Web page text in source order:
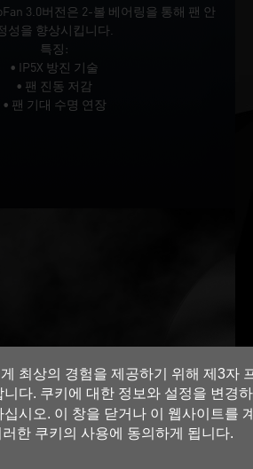
최상의 경험을 제공하기 위해 제3자
다. 쿠키에 대한 정보와 설정을 변경하
십시오. 이 창을 닫거나 이 웹사이트를
한 쿠키의 사용에 동의하게 됩니다.
3.0버전은 2-볼 베어링을 통해 팬 안
성을 향상시킵니다.
특징:
• IP5X 방진 기술
• 팬 진동 저감
• 팬 기대 수명 연장